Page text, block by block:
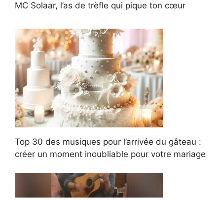
MC Solaar, l’as de trèfle qui pique ton cœur
Top 30 des musiques pour l’arrivée du gâteau :
créer un moment inoubliable pour votre mariage